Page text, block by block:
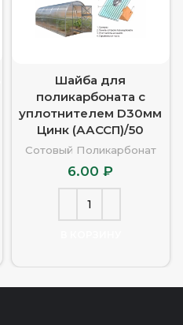
Шайба для
поликарбоната с
уплотнителем D30мм
Цинк (ААССП)/50
Сотовый Поликарбонат
6.00₽